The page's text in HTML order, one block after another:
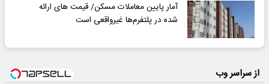
آمار پایین معاملات مسکن/ قیمت های ارائه
شده در پلتفرم‌ها غیرواقعی است
از سراسر وب